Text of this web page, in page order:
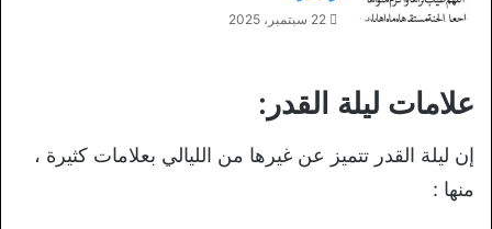
22 سبتمبر، 2025
علامات ليلة القدر:
إن ليلة القدر تتميز عن غيرها من الليالي بعلامات كثيرة ،
منها :